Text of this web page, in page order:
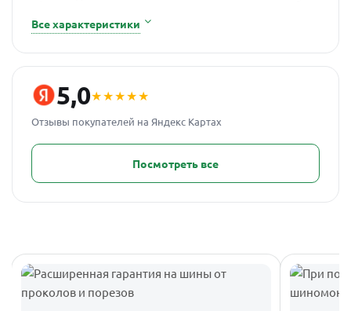
Все характеристики
5,0★★★★★
Отзывы покупателей на Яндекс Картах
Посмотреть все